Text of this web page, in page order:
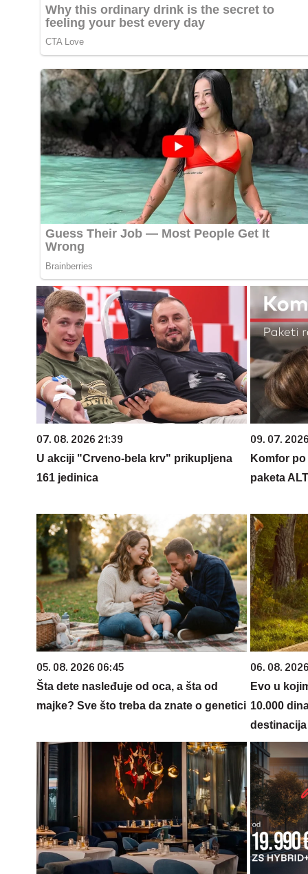
07. 08. 2026 21:39
U akciji "Crveno-bela krv" prikupljena
161 jedinica
09. 07.
Komfor
paketa
05. 08. 2026 06:45
Šta dete nasleđuje od oca, a šta od
majke? Sve što treba da znate o genetici
06. 08.
Evo u
10.000